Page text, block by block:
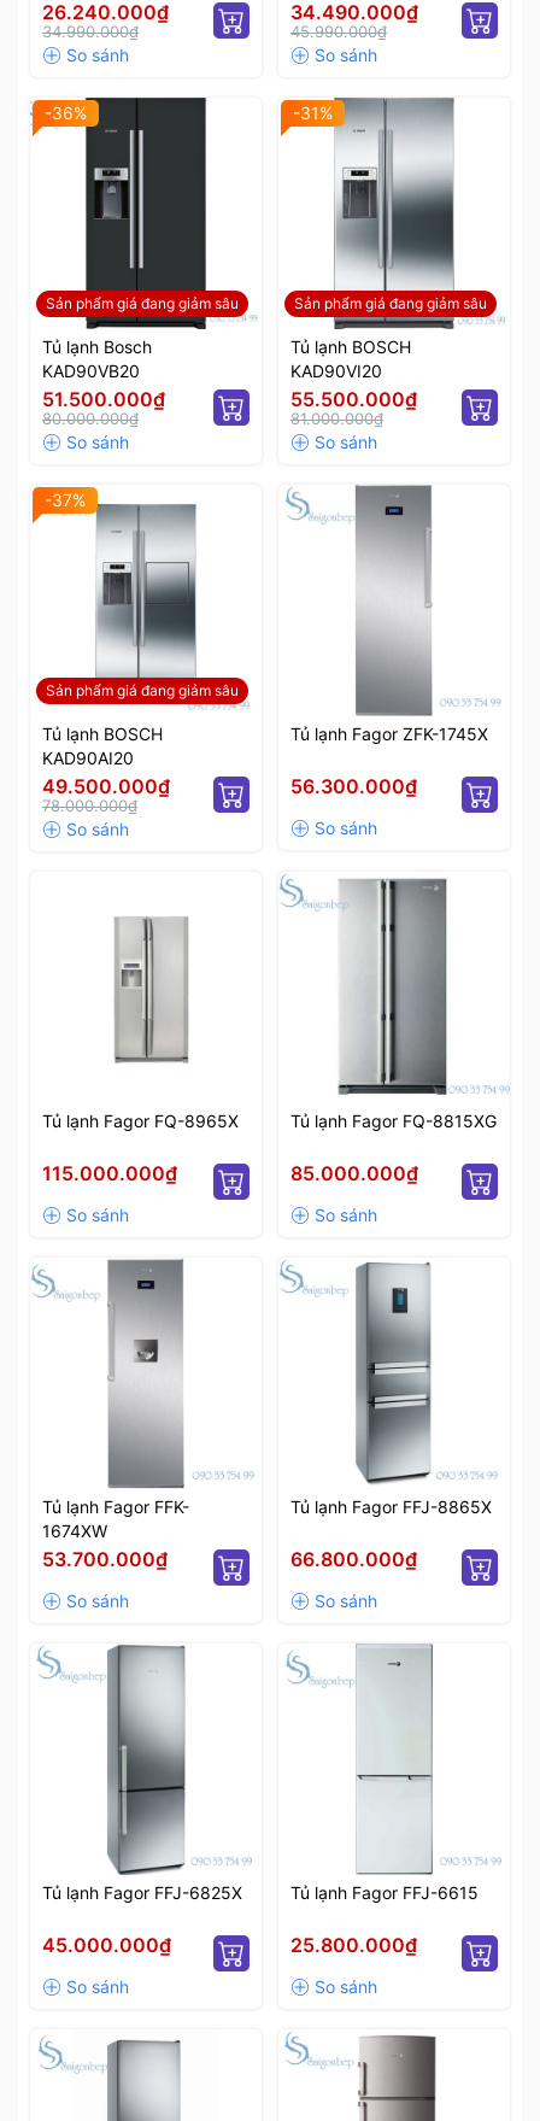
26.240.000₫
34.990.000₫
534.14.250
34.490.000₫
45.990.000₫
Sản phẩm giá đang giảm sâu
-36%
Tủ lạnh Bosch
KAD90VB20
51.500.000₫
80.000.000₫
Sản phẩm giá đang giảm sâu
-31%
Tủ lạnh BOSCH
KAD90VI20
55.500.000₫
81.000.000₫
Sản phẩm giá đang giảm sâu
-37%
Tủ lạnh BOSCH
KAD90AI20
49.500.000₫
78.000.000₫
Tủ lạnh Fagor ZFK-1745X
56.300.000₫
Tủ lạnh Fagor FQ-8965X
115.000.000₫
Tủ lạnh Fagor FQ-8815XG
85.000.000₫
Tủ lạnh Fagor FFK-
1674XW
53.700.000₫
Tủ lạnh Fagor FFJ-8865X
66.800.000₫
Tủ lạnh Fagor FFJ-6825X
45.000.000₫
Tủ lạnh Fagor FFJ-6615
25.800.000₫